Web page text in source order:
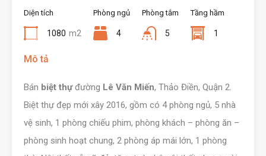
Diện tích
1080 m2
Phòng ngủ
4
Phòng tắm
5
Tầng hầm
1
Mô tả
Bán biệt thựđường Lê Văn Miến, Thảo Điền, Quận 2.
Biệt thự đẹp mới xây 2016, gồm có 4 phòng ngủ, 5 nhà
vệ sinh, 1 phòng chiếu phim, phòng khách – phòng ăn –
phòng sinh hoạt chung, 2 phòng áp mái lớn, 1 phòng